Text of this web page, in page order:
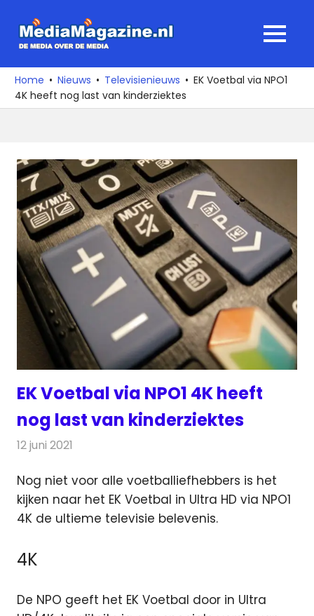
naar
media
over
de
MENU
Home Nieuws Televisienieuws
EK Voetbal via NPO1
4K heeft nog last van kinderziektes
EK Voetbal via NPO1 4K heeft
nog last van kinderziektes
12 juni 2021
Nog niet voor alle voetballiefhebbers is het
kijken naar het EK Voetbal in Ultra HD via NPO1
4K de ultieme televisie belevenis.
4K
De NPO geeft het EK Voetbal door in Ultra